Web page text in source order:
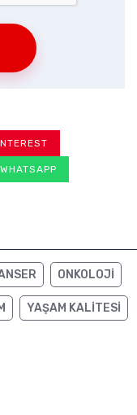
WHATSAPP
ONKOLOJI
YAŞAM KALITESI